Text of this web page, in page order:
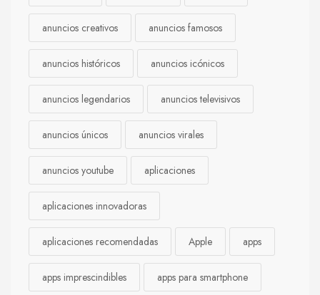
anuncios creativos anuncios famosos
anuncios históricos anuncios icónicos
anuncios legendarios anuncios televisivos
anuncios únicos anuncios virales
anuncios youtube aplicaciones
aplicaciones innovadoras
aplicaciones recomendadas Apple apps
apps imprescindibles apps para smartphone